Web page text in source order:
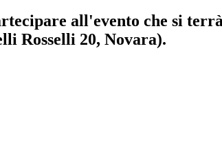
all'evento che si
Rosselli 20, Novara).